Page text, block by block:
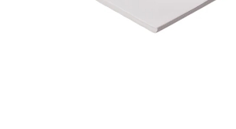
flechas